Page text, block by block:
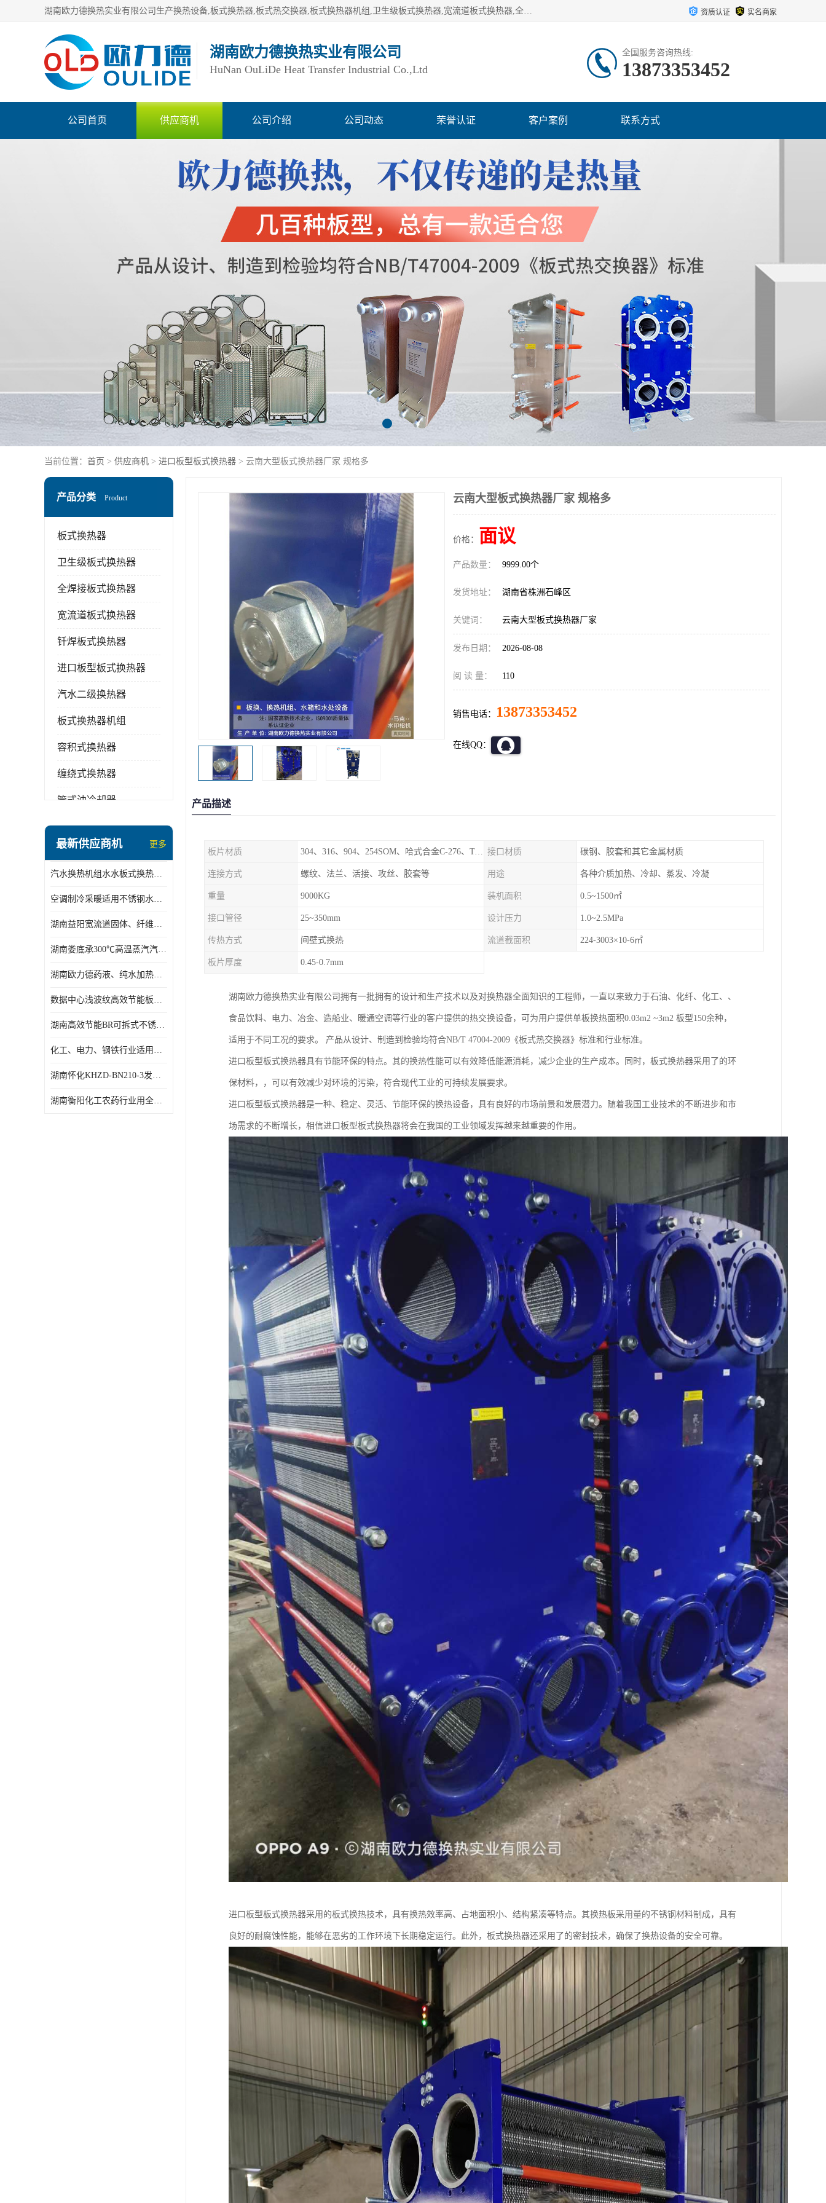
湖南欧力德换热实业有限公司生产换热设备,板式换热器,板式热交换器,板式换热器机组,卫生级板式换热器,宽流道板式换热器,全焊接板式换热器,钎焊板式换热器,钛材板式换热器,容积式换热器,盘管换热,不锈钢水箱,定压补水机组,变频供水机组等,用户覆盖：湖南、湖北、广西、广东、海南、云南、贵州等全国各地。 资质认证 实名商家
湖南欧力德换热实业有限公司
HuNan OuLiDe Heat Transfer Industrial Co.,Ltd
全国服务咨询热线:
13873353452
公司首页 供应商机 公司介绍 公司动态 荣誉认证 客户案例 联系方式
当前位置： 首页 > 供应商机 > 进口板型板式换热器 > 云南大型板式换热器厂家 规格多
产品分类 Product
板式换热器
卫生级板式换热器
全焊接板式换热器
宽流道板式换热器
钎焊板式换热器
进口板型板式换热器
汽水二级换热器
板式换热器机组
容积式换热器
缠绕式换热器
管式油冷却器
盘管换热
变频供水机组
汽水混合加热器
水处理设备
最新供应商机 更多
汽水换热机组水水板式换热机组板式热交换机组厂家专业定制
空调制冷采暖适用不锈钢水水汽水板式换热器
湖南益阳宽流道固体、纤维、浆状物质加热冷却冷凝蒸发板式换热器
湖南娄底承300℃高温蒸汽汽水二级换热器
湖南欧力德药液、纯水加热、冷却、蒸发及杀菌用卫生级板式换热器
数据中心浅波纹高效节能板式换热器
湖南高效节能BR可拆式不锈钢板式换热器厂家定制
化工、电力、钢铁行业适用冷却冷凝蒸发加热不锈钢可拆式板式换热器
湖南怀化KHZD-BN210-3发动机柴油冷却钎焊机板式热交换器
湖南衡阳化工农药行业用全焊接板式冷凝器专业定制
云南大型板式换热器厂家 规格多
价格： 面议
产品数量： 9999.00个
发货地址： 湖南省株洲石峰区
关键词： 云南大型板式换热器厂家
发布日期： 2026-08-08
阅 读 量： 110
销售电话： 13873353452
在线QQ：
产品描述
板片材质 304、316、904、254SOM、哈式合金C-276、TA1等 接口材质 碳钢、胶套和其它金属材质
连接方式 螺纹、法兰、活接、攻丝、胶套等 用途 各种介质加热、冷却、蒸发、冷凝
重量 9000KG 装机面积 0.5~1500㎡
接口管径 25~350mm 设计压力 1.0~2.5MPa
传热方式 间壁式换热 流道截面积 224-3003×10-6㎡
板片厚度 0.45-0.7mm
湖南欧力德换热实业有限公司拥有一批拥有的设计和生产技术以及对换热器全面知识的工程师，一直以来致力于石油、化纤、化工、、
食品饮料、电力、冶金、造船业、暖通空调等行业的客户提供的热交换设备，可为用户提供单板换热面积0.03m2 ~3m2 板型150余种，
适用于不同工况的要求。 产品从设计、制造到检验均符合NB/T 47004-2009《板式热交换器》标准和行业标准。
进口板型板式换热器具有节能环保的特点。其的换热性能可以有效降低能源消耗，减少企业的生产成本。同时，板式换热器采用了的环
保材料，，可以有效减少对环境的污染，符合现代工业的可持续发展要求。
进口板型板式换热器是一种、稳定、灵活、节能环保的换热设备，具有良好的市场前景和发展潜力。随着我国工业技术的不断进步和市
场需求的不断增长，相信进口板型板式换热器将会在我国的工业领域发挥越来越重要的作用。
进口板型板式换热器采用的板式换热技术，具有换热效率高、占地面积小、结构紧凑等特点。其换热板采用量的不锈钢材料制成，具有
良好的耐腐蚀性能，能够在恶劣的工作环境下长期稳定运行。此外，板式换热器还采用了的密封技术，确保了换热设备的安全可靠。